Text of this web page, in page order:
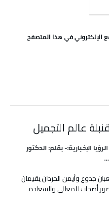
الإلكتروني في هذا المتصفح
عالم التجميل
Facebook Twitter Pinterest LinkedIn الرؤيا الإخبارية:- بقلم: الدكتور
جدوع وأيمن الحردان يقيمان
أصحاب المعالي والسعادة